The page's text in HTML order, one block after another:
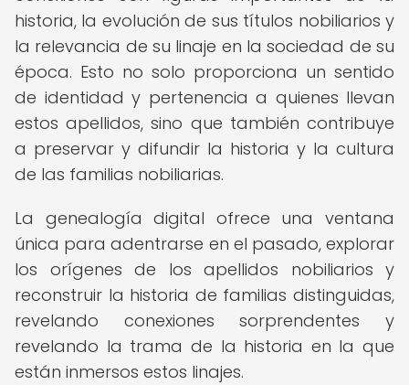
historia, la evolución de sus títulos nobiliarios y
la relevancia de su linaje en la sociedad de su
época. Esto no solo proporciona un sentido
de identidad y pertenencia a quienes llevan
estos apellidos, sino que también contribuye
a preservar y difundir la historia y la cultura
de las familias nobiliarias.
La genealogía digital ofrece una ventana
única para adentrarse en el pasado, explorar
los orígenes de los apellidos nobiliarios y
reconstruir la historia de familias distinguidas,
revelando conexiones sorprendentes y
revelando la trama de la historia en la que
están inmersos estos linajes.